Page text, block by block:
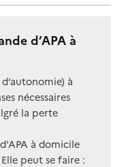
d’APA à
à
nécessaires
la perte
à domicile
peut se faire :